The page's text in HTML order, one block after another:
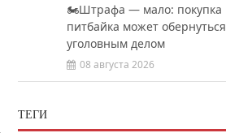
🏍️Штрафа — мало: покупка
питбайка может обернуться
уголовным делом
08 августа 2026
ТЕГИ